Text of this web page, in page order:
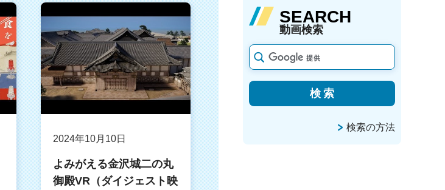
2024年10月10日
よみがえる金沢城二の丸
御殿VR（ダイジェスト映
SEARCH
動画検索
検索の方法